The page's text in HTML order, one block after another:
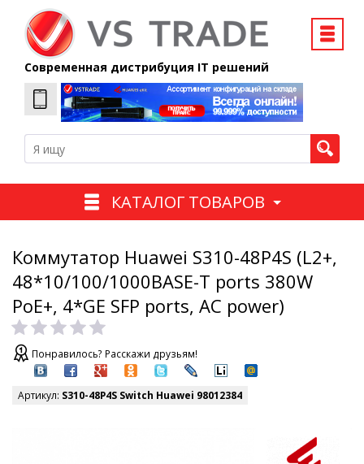
Современная дистрибуция IT решений
КАТАЛОГ ТОВАРОВ
Коммутатор Huawei S310-48P4S (L2+,
48*10/100/1000BASE-T ports 380W
PoE+, 4*GE SFP ports, AC power)
Понравилось? Расскажи друзьям!
Артикул: S310-48P4S Switch Huawei 98012384